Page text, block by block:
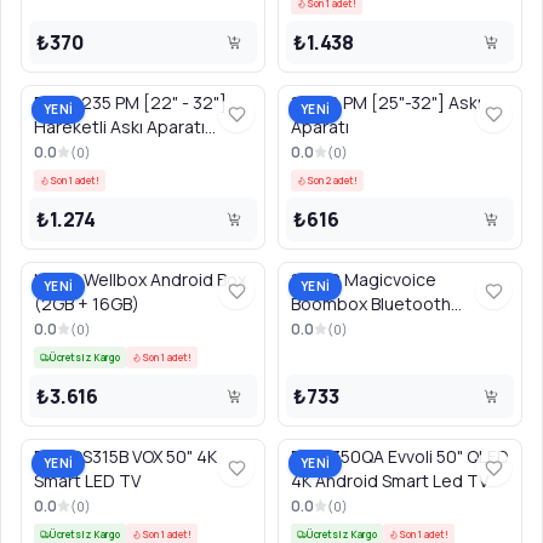
₺370
Son 1 adet!
₺1.438
YENİ
PWR2235 PM [22" - 32"]
Hareketli Askı Aparatı
CODE:15086
0.0 (0)
Son 1 adet!
₺1.274
YENİ
15056 PM [25"-32"] Askı
Aparatı
0.0 (0)
Son 2 adet!
₺616
YENİ
MAX2 Wellbox Android Box
(2GB + 16GB)
0.0 (0)
Ücretsiz Kargo Son 1 adet!
₺3.616
YENİ
19972 Magicvoice
Boombox Bluetooth
Hoparlör
0.0 (0)
₺733
YENİ
50WOS315B VOX 50" 4K
Smart LED TV
0.0 (0)
Ücretsiz Kargo Son 1 adet!
YENİ
50EV350QA Evvoli 50" QLED
4K Android Smart Led TV
0.0 (0)
Ücretsiz Kargo Son 1 adet!